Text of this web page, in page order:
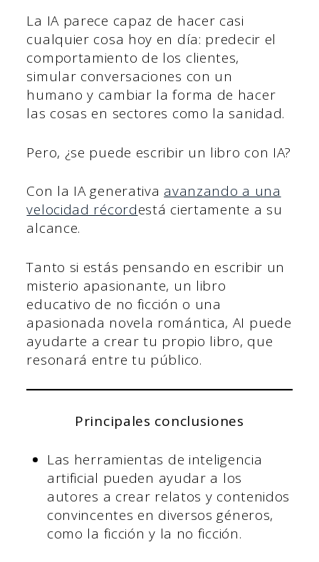
La IA parece capaz de hacer casi
cualquier cosa hoy en día: predecir el
comportamiento de los clientes,
simular conversaciones con un
humano y cambiar la forma de hacer
las cosas en sectores como la sanidad.
Pero, ¿se puede escribir un libro con IA?
Con la IA generativa avanzando a una
velocidad récordestá ciertamente a su
alcance.
Tanto si estás pensando en escribir un
misterio apasionante, un libro
educativo de no ficción o una
apasionada novela romántica, AI puede
ayudarte a crear tu propio libro, que
resonará entre tu público.
Principales conclusiones
Las herramientas de inteligencia
artificial pueden ayudar a los
autores a crear relatos y contenidos
convincentes en diversos géneros,
como la ficción y la no ficción.